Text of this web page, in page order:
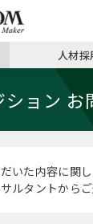
人材
ション お
いた内容に関
ルタントからご